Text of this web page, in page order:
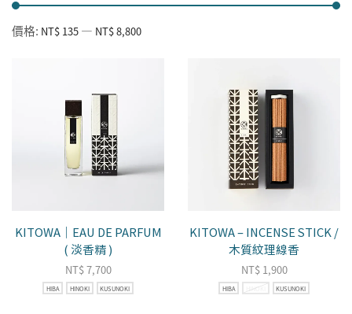
價格: NT$ 135 — NT$ 8,800
KITOWA｜EAU DE PARFUM
( 淡香精 )
NT$7,700
HIBA HINOKI KUSUNOKI
KITOWA – INCENSE STICK /
木質紋理線香
NT$1,900
HIBA HINOKI KUSUNOKI